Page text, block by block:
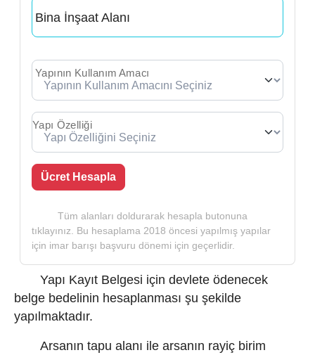
Bina İnşaat Alanı
Yapının Kullanım Amacı
Yapı Özelliği
Ücret Hesapla
Tüm alanları doldurarak hesapla butonuna
tıklayınız. Bu hesaplama 2018 öncesi yapılmış yapılar
için imar barışı başvuru dönemi için geçerlidir.
Yapı Kayıt Belgesi için devlete ödenecek
belge bedelinin hesaplanması şu şekilde
yapılmaktadır.
Arsanın tapu alanı ile arsanın rayiç birim